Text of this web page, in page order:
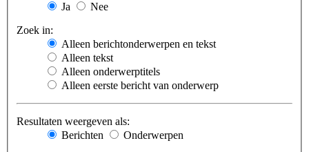
Ja
Nee
Zoek in:
Alleen berichtonderwerpen en tekst
Alleen tekst
Alleen onderwerptitels
Alleen eerste bericht van onderwerp
Resultaten weergeven als:
Berichten
Onderwerpen